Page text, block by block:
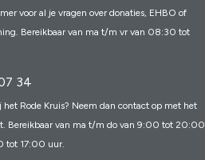
voor al je vragen over donaties, EHBO of
Bereikbaar van ma t/m vr van 08:30 tot
34
Rode Kruis? Neem dan contact op met het
Bereikbaar van ma t/m do van 9:00 tot 20:00
tot 17:00 uur.